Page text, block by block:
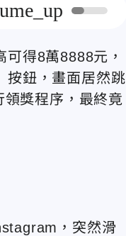
得8萬8888元，
按鈕，畫面居然跳
獎程序，最終竟
，突然滑